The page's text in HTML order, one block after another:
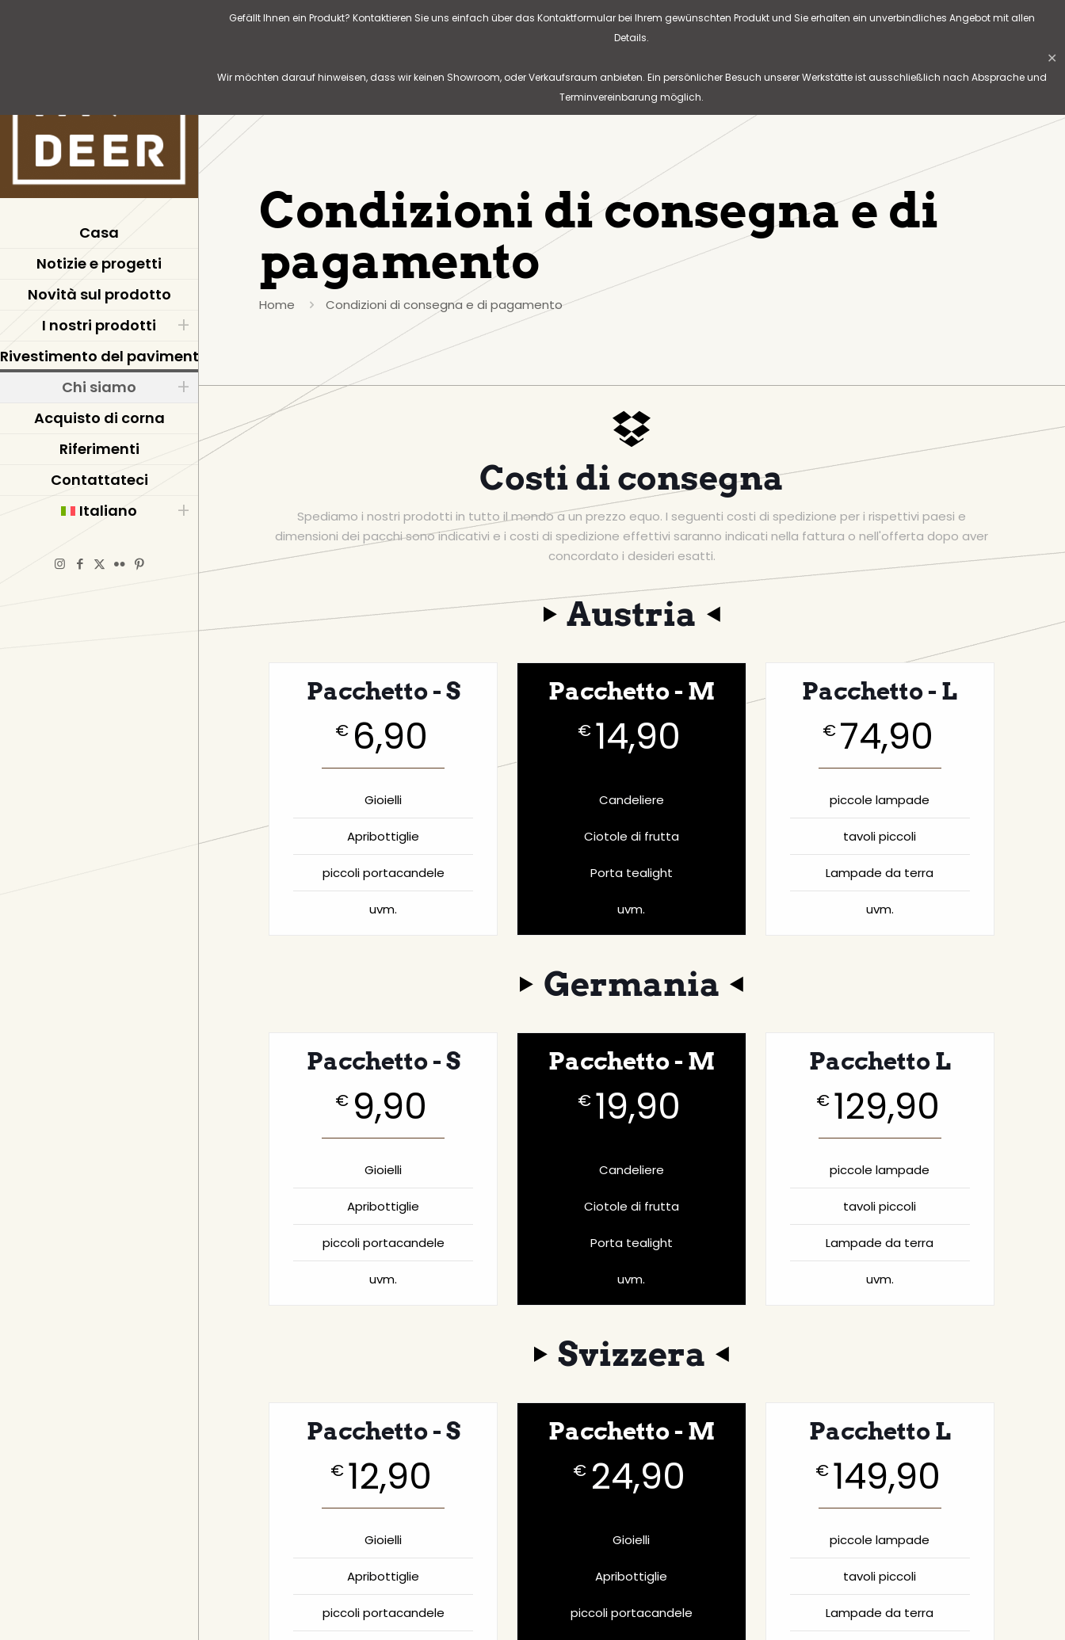
Gefällt Ihnen ein Produkt? Kontaktieren Sie uns einfach über das Kontaktformular bei Ihrem gewünschten Produkt und Sie erhalten ein unverbindliches Angebot mit allen
Details.
Wir möchten darauf hinweisen, dass wir keinen Showroom, oder Verkaufsraum anbieten. Ein persönlicher Besuch unserer Werkstätte ist ausschließlich nach Absprache und
Terminvereinbarung möglich.
✕
Casa
Notizie e progetti
Novità sul prodotto
I nostri prodotti
Rivestimento del pavimento in resina epossidica
Chi siamo
Acquisto di corna
Riferimenti
Contattateci
Italiano
Condizioni di consegna e di
pagamento
Home Condizioni di consegna e di pagamento
Costi di consegna
Spediamo i nostri prodotti in tutto il mondo a un prezzo equo. I seguenti costi di spedizione per i rispettivi paesi e
dimensioni dei pacchi sono indicativi e i costi di spedizione effettivi saranno indicati nella fattura o nell'offerta dopo aver
concordato i desideri esatti.
Austria
Pacchetto - S
€ 6,90
Gioielli
Apribottiglie
piccoli portacandele
uvm.
Pacchetto - M
€ 14,90
Candeliere
Ciotole di frutta
Porta tealight
uvm.
Pacchetto - L
€ 74,90
piccole lampade
tavoli piccoli
Lampade da terra
uvm.
Germania
Pacchetto - S
€ 9,90
Gioielli
Apribottiglie
piccoli portacandele
uvm.
Pacchetto - M
€ 19,90
Candeliere
Ciotole di frutta
Porta tealight
uvm.
Pacchetto L
€ 129,90
piccole lampade
tavoli piccoli
Lampade da terra
uvm.
Svizzera
Pacchetto - S
€ 12,90
Gioielli
Apribottiglie
piccoli portacandele
Pacchetto - M
€ 24,90
Gioielli
Apribottiglie
piccoli portacandele
Pacchetto L
€ 149,90
piccole lampade
tavoli piccoli
Lampade da terra